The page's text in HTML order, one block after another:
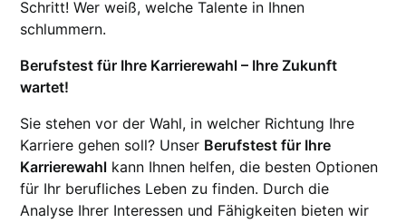
Schritt! Wer weiß, welche Talente in Ihnen
schlummern.
Berufstest für Ihre Karrierewahl – Ihre Zukunft
wartet!
Sie stehen vor der Wahl, in welcher Richtung Ihre
Karriere gehen soll? Unser Berufstest für Ihre
Karrierewahl kann Ihnen helfen, die besten Optionen
für Ihr berufliches Leben zu finden. Durch die
Analyse Ihrer Interessen und Fähigkeiten bieten wir